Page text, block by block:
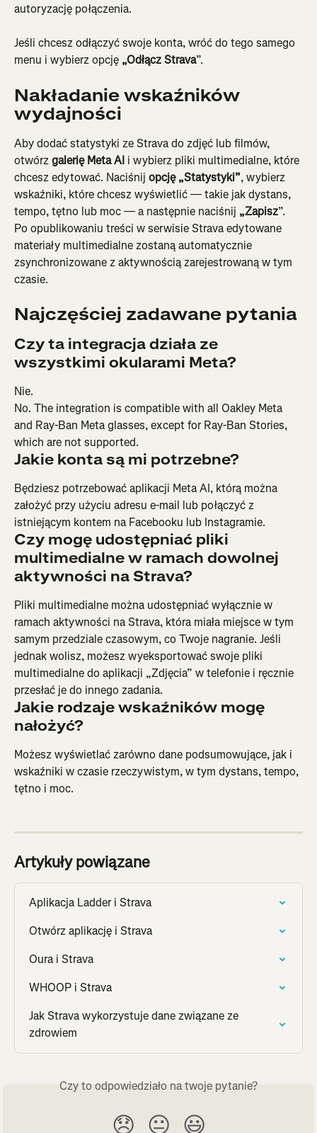
autoryzację połączenia.
Jeśli chcesz odłączyć swoje konta, wróć do tego samego
menu i wybierz opcję „Odłącz Strava”.
Nakładanie wskaźników
wydajności
Aby dodać statystyki ze Strava do zdjęć lub filmów,
otwórz galerię Meta AI i wybierz pliki multimedialne, które
chcesz edytować. Naciśnij opcję „Statystyki”, wybierz
wskaźniki, które chcesz wyświetlić — takie jak dystans,
tempo, tętno lub moc — a następnie naciśnij „Zapisz”.
Po opublikowaniu treści w serwisie Strava edytowane
materiały multimedialne zostaną automatycznie
zsynchronizowane z aktywnością zarejestrowaną w tym
czasie.
Najczęściej zadawane pytania
Czy ta integracja działa ze
wszystkimi okularami Meta?
Nie.
No. The integration is compatible with all Oakley Meta
and Ray-Ban Meta glasses, except for Ray-Ban Stories,
which are not supported.
Jakie konta są mi potrzebne?
Będziesz potrzebować aplikacji Meta AI, którą można
założyć przy użyciu adresu e-mail lub połączyć z
istniejącym kontem na Facebooku lub Instagramie.
Czy mogę udostępniać pliki
multimedialne w ramach dowolnej
aktywności na Strava?
Pliki multimedialne można udostępniać wyłącznie w
ramach aktywności na Strava, która miała miejsce w tym
samym przedziale czasowym, co Twoje nagranie. Jeśli
jednak wolisz, możesz wyeksportować swoje pliki
multimedialne do aplikacji „Zdjęcia” w telefonie i ręcznie
przesłać je do innego zadania.
Jakie rodzaje wskaźników mogę
nałożyć?
Możesz wyświetlać zarówno dane podsumowujące, jak i
wskaźniki w czasie rzeczywistym, w tym dystans, tempo,
tętno i moc.
Artykuły powiązane
Aplikacja Ladder i Strava
Otwórz aplikację i Strava
Oura i Strava
WHOOP i Strava
Jak Strava wykorzystuje dane związane ze
zdrowiem
Czy to odpowiedziało na twoje pytanie?
😞 😐 😃